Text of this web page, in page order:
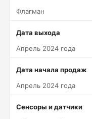
Флагман
Дата выхода
Апрель 2024 года
Дата начала продаж
Апрель 2024 года
Сенсоры и датчики